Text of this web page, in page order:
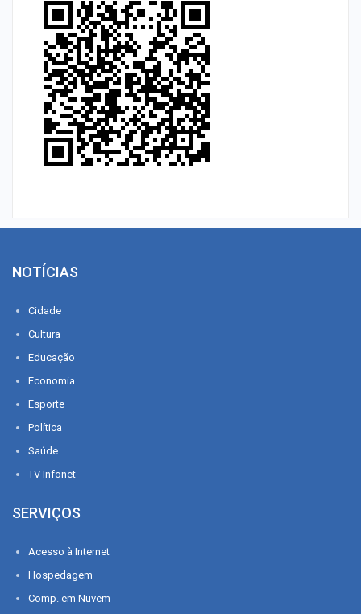
NOTÍCIAS
Cidade
Cultura
Educação
Economia
Esporte
Política
Saúde
TV Infonet
SERVIÇOS
Acesso à Internet
Hospedagem
Comp. em Nuvem